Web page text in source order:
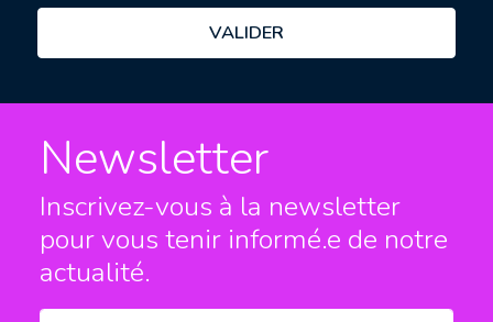
Newsletter
Inscrivez-vous à la newsletter
pour vous tenir informé.e de notre
actualité.